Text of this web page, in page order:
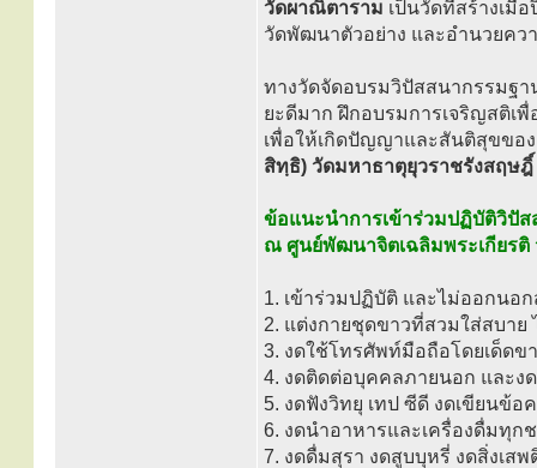
วัดผาณิตาราม เป็นวัดที่สร้างเมื่
วัดพัฒนาตัวอย่าง และอำนวยค
ทางวัดจัดอบรมวิปัสสนากรรมฐ
ยะดีมาก ฝึกอบรมการเจริญสติเ
เพื่อให้เกิดปัญญาและสันติสุขขอ
สิทฺธิ) วัดมหาธาตุยุวราชรังสฤษ
ข้อแนะนำการเข้าร่วมปฏิบัติวิปั
ณ ศูนย์พัฒนาจิตเฉลิมพระเกียรติ
1. เข้าร่วมปฏิบัติ และไม่ออกนอ
2. แต่งกายชุดขาวที่สวมใส่สบา
3. งดใช้โทรศัพท์มือถือโดยเด็ดข
4. งดติดต่อบุคคลภายนอก และง
5. งดฟังวิทยุ เทป ซีดี งดเขียนข้
6. งดนำอาหารและเครื่องดื่มทุ
7. งดดื่มสุรา งดสูบบุหรี่ งดสิ่งเ